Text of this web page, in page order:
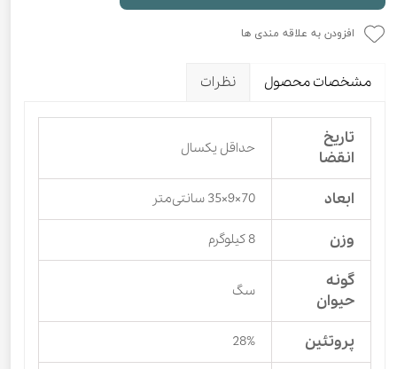
افزودن به علاقه مندی ها
مشخصات محصول نظرات
تاریخ
انقضا
حداقل یکسال
ابعاد 70×9×35 سانتی‌متر
وزن 8 کیلوگرم
گونه
حیوان
سگ
پروتئین 28%